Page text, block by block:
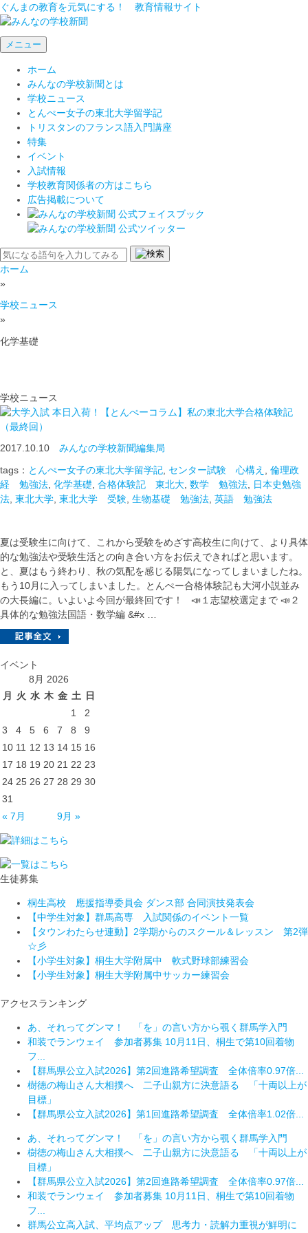
ぐんまの教育を元気にする！ 教育情報サイト
メニュー
ホーム
みんなの学校新聞とは
学校ニュース
とんぺー女子の東北大学留学記
トリスタンのフランス語入門講座
特集
イベント
入試情報
学校教育関係者の方はこちら
広告掲載について
ホーム
»
学校ニュース
»
化学基礎
学校ニュース
本日入荷！【とんぺーコラム】私の東北大学合格体験記
（最終回）
2017.10.10 みんなの学校新聞編集局
tags： とんぺー女子の東北大学留学記 センター試験 心構え
倫理政
経 勉強法 化学基礎 合格体験記 東北大 数学 勉強法
日本史勉強
法 東北大学 東北大学 受験 生物基礎 勉強法 英語 勉強法
夏は受験生に向けて、これから受験をめざす高校生に向けて、より具体
的な勉強法や受験生活との向き合い方をお伝えできればと思います。
と、夏はもう終わり、秋の気配を感じる陽気になってしまいましたね。
もう10月に入ってしまいました。とんぺー合格体験記も大河小説並み
の大長編に。いよいよ今回が最終回です！ 📣１志望校選定まで 📣２
具体的な勉強法国語・数学編 &#x …
イベント
8月 2026
月
火 水 木 金 土
日
1
2
3
4 5 6 7 8
9
10 11 12 13 14 15 16
17 18 19 20 21 22 23
24 25 26 27 28 29 30
31
« 7月
9月 »
生徒募集
桐生高校 應援指導委員会 ダンス部 合同演技発表会
【中学生対象】群馬高専 入試関係のイベント一覧
【タウンわたらせ連動】2学期からのスクール＆レッスン 第2弾
☆彡
【小学生対象】桐生大学附属中 軟式野球部練習会
【小学生対象】桐生大学附属中サッカー練習会
アクセスランキング
あ、それってグンマ！ 「を」の言い方から覗く群馬学入門
和装でランウェイ 参加者募集 10月11日、桐生で第10回着物
フ...
【群馬県公立入試2026】第2回進路希望調査 全体倍率0.97倍...
樹徳の梅山さん大相撲へ 二子山親方に決意語る 「十両以上が
目標」
【群馬県公立入試2026】第1回進路希望調査 全体倍率1.02倍...
あ、それってグンマ！ 「を」の言い方から覗く群馬学入門
樹徳の梅山さん大相撲へ 二子山親方に決意語る 「十両以上が
目標」
【群馬県公立入試2026】第2回進路希望調査 全体倍率0.97倍...
和装でランウェイ 参加者募集 10月11日、桐生で第10回着物
フ...
群馬公立高入試、平均点アップ 思考力・読解力重視が鮮明に